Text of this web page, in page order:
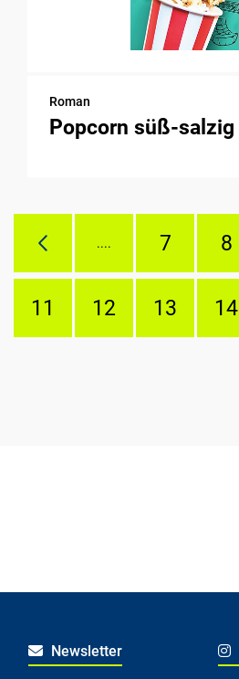
Roman
Popcorn süß-salzig
.... 7 8
11 12 13 14
Newsletter